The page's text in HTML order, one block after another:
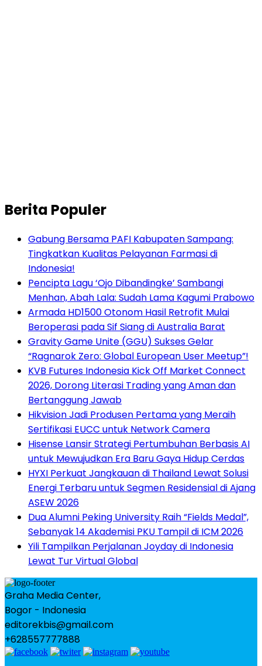
Berita Populer
Gabung Bersama PAFI Kabupaten Sampang:
Tingkatkan Kualitas Pelayanan Farmasi di
Indonesia!
Pencipta Lagu ‘Ojo Dibandingke’ Sambangi
Menhan, Abah Lala: Sudah Lama Kagumi Prabowo
Armada HD1500 Otonom Hasil Retrofit Mulai
Beroperasi pada Sif Siang di Australia Barat
Gravity Game Unite (GGU) Sukses Gelar
“Ragnarok Zero: Global European User Meetup”!
KVB Futures Indonesia Kick Off Market Connect
2026, Dorong Literasi Trading yang Aman dan
Bertanggung Jawab
Hikvision Jadi Produsen Pertama yang Meraih
Sertifikasi EUCC untuk Network Camera
Hisense Lansir Strategi Pertumbuhan Berbasis AI
untuk Mewujudkan Era Baru Gaya Hidup Cerdas
HYXI Perkuat Jangkauan di Thailand Lewat Solusi
Energi Terbaru untuk Segmen Residensial di Ajang
ASEW 2026
Dua Alumni Peking University Raih “Fields Medal”,
Sebanyak 14 Akademisi PKU Tampil di ICM 2026
Yili Tampilkan Perjalanan Joyday di Indonesia
Lewat Tur Virtual Global
Graha Media Center,
Bogor - Indonesia
editorekbis@gmail.com
+628557777888